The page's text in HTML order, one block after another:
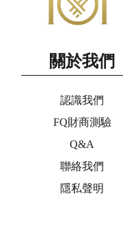
關於我們
認識我們
FQ財商測驗
Q&A
聯絡我們
隱私聲明